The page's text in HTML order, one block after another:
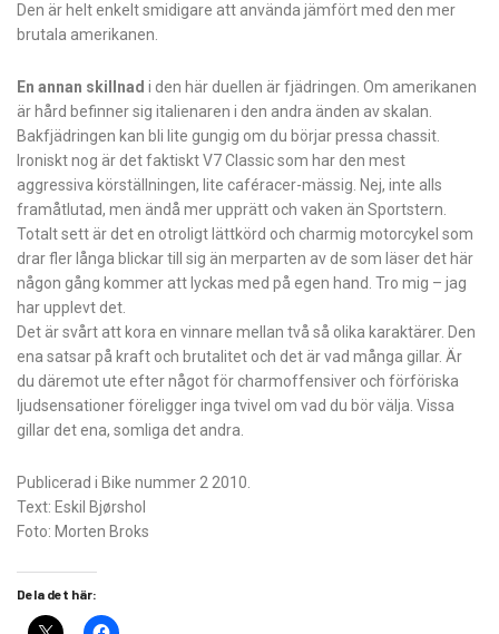
Den är helt enkelt smidigare att använda jämfört med den mer
brutala amerikanen.
En annan skillnad i den här duellen är fjädringen. Om amerikanen
är hård befinner sig italienaren i den andra änden av skalan.
Bakfjädringen kan bli lite gungig om du börjar pressa chassit.
Ironiskt nog är det faktiskt V7 Classic som har den mest
aggressiva körställningen, lite caféracer-mässig. Nej, inte alls
framåtlutad, men ändå mer upprätt och vaken än Sportstern.
Totalt sett är det en otroligt lättkörd och charmig motorcykel som
drar fler långa blickar till sig än merparten av de som läser det här
någon gång kommer att lyckas med på egen hand. Tro mig – jag
har upplevt det.
Det är svårt att kora en vinnare mellan två så olika karaktärer. Den
ena satsar på kraft och brutalitet och det är vad många gillar. Är
du däremot ute efter något för charmoffensiver och förföriska
ljudsensationer föreligger inga tvivel om vad du bör välja. Vissa
gillar det ena, somliga det andra.
Publicerad i Bike nummer 2 2010.
Text: Eskil Bjørshol
Foto: Morten Broks
Dela det här: